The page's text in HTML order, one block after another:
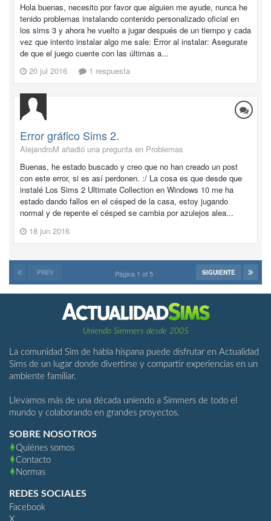
Hola buenas, necesito por favor que alguien me ayude, nunca he
tenido problemas instalando contenido personalizado oficial en
los sims 3 y ahora he vuelto a jugar después de un tiempo y cada
vez que intento instalar algo me sale: Error al instalar: Asegurate
de que el juego cuente con las últimas a...
20 jul 2016
1 respuesta
Error gráfico Sims 2.
AlejandroM añadió una pregunta en Problemas
Buenas, he estado buscado y creo que no han creado un post
con este error, si es así perdonen. :/ La cosa es que desde que
instalé Los Sims 2 Ultimate Collection en Windows 10 me ha
estado dando fallos en el césped de la casa, estoy jugando
normal y de repente el césped se cambia por azulejos alea...
18 jun 2016
PREV SIGUIENTE
Página 1 of 5
Uniendo Simmers desde 2005
La comunidad Sim de habla hispana puede disfrutar en Actualidad
Sims de un lugar donde divertirse y compartir experiencias en un
ambiente familiar.
Llevamos más de una década uniendo a Simmers de todo el
mundo y colaborando en grandes proyectos.
SOBRE NOSOTROS
Quiénes somos
Contacto
Normas
REDES SOCIALES
Facebook